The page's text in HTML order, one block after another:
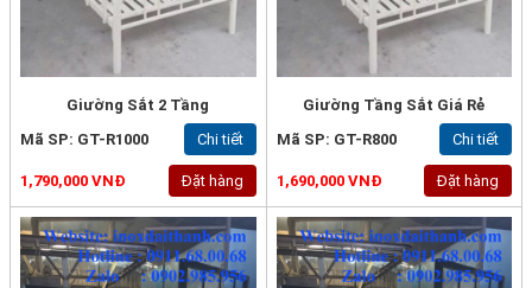
Giường Sắt 2 Tầng
Mã SP: GT-R1000
Chi tiết
1,790,000 VNĐ Đặt hàng
Giường Tầng Sắt Giá Rẻ
Mã SP: GT-R800
Chi tiết
1,690,000 VNĐ Đặt hàng